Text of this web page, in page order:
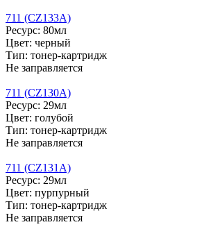
711 (CZ133A)
Ресурс: 80мл
Цвет: черный
Тип: тонер-картридж
Не заправляется
711 (CZ130A)
Ресурс: 29мл
Цвет: голубой
Тип: тонер-картридж
Не заправляется
711 (CZ131A)
Ресурс: 29мл
Цвет: пурпурный
Тип: тонер-картридж
Не заправляется